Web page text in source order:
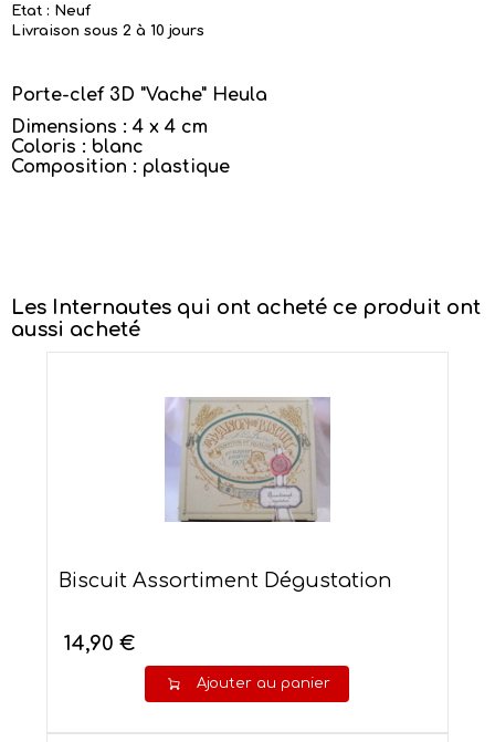
Etat : Neuf
Livraison sous 2 à 10 jours
Porte-clef 3D "Vache" Heula
Dimensions : 4 x 4 cm
Coloris : blanc
Composition : plastique
Les Internautes qui ont acheté ce produit ont
aussi acheté
Biscuit Assortiment Dégustation
14,90 €
Ajouter au panier